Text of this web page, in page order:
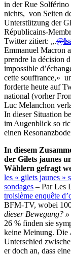
in der Rue
nichts, von Seiten
Unterstützung der
Républicains-
Twitter zitiert: „.@
Emmanuel Macron
prendre la décision
impossible
cette souffrance,»
forderte heute auf
national (vorher
Luc Melanchon
In dieser Situation
im Augenblick so
einen
In diesem
der Gilets jaunes
Wählern gefragt
les « gilets jaunes »
sondages – Par Les
troisième enquête
BFM-TV, wobei
dieser Bewegung? »
26 % finden sie
keine Meinung. Die
Unterschied
er doch an, dass